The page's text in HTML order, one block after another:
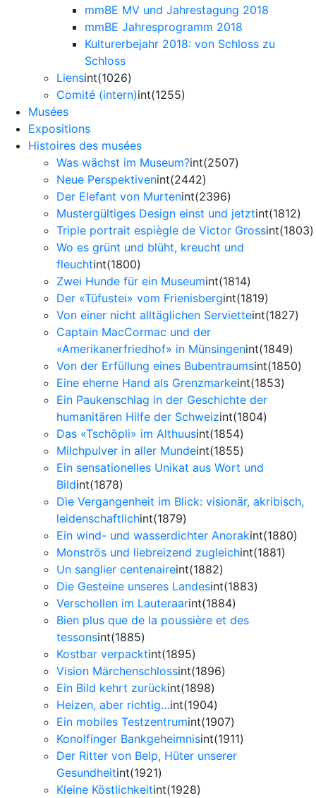
mmBE MV und Jahrestagung 2018
mmBE Jahresprogramm 2018
Kulturerbejahr 2018: von Schloss zu
Schloss
Liensint(1026)
Comité (intern)int(1255)
Musées
Expositions
Histoires des musées
Was wächst im Museum?int(2507)
Neue Perspektivenint(2442)
Der Elefant von Murtenint(2396)
Mustergültiges Design einst und jetztint(1812)
Triple portrait espiègle de Victor Grossint(1803)
Wo es grünt und blüht, kreucht und
fleuchtint(1800)
Zwei Hunde für ein Museumint(1814)
Der «Tüfustei» vom Frienisbergint(1819)
Von einer nicht alltäglichen Servietteint(1827)
Captain MacCormac und der
«Amerikanerfriedhof» in Münsingenint(1849)
Von der Erfüllung eines Bubentraumsint(1850)
Eine eherne Hand als Grenzmarkeint(1853)
Ein Paukenschlag in der Geschichte der
humanitären Hilfe der Schweizint(1804)
Das «Tschöpli» im Althuusint(1854)
Milchpulver in aller Mundeint(1855)
Ein sensationelles Unikat aus Wort und
Bildint(1878)
Die Vergangenheit im Blick: visionär, akribisch,
leidenschaftlichint(1879)
Ein wind- und wasserdichter Anorakint(1880)
Monströs und liebreizend zugleichint(1881)
Un sanglier centenaireint(1882)
Die Gesteine unseres Landesint(1883)
Verschollen im Lauteraarint(1884)
Bien plus que de la poussière et des
tessonsint(1885)
Kostbar verpacktint(1895)
Vision Märchenschlossint(1896)
Ein Bild kehrt zurückint(1898)
Heizen, aber richtig…int(1904)
Ein mobiles Testzentrumint(1907)
Konolfinger Bankgeheimnisint(1911)
Der Ritter von Belp, Hüter unserer
Gesundheitint(1921)
Kleine Köstlichkeitint(1928)